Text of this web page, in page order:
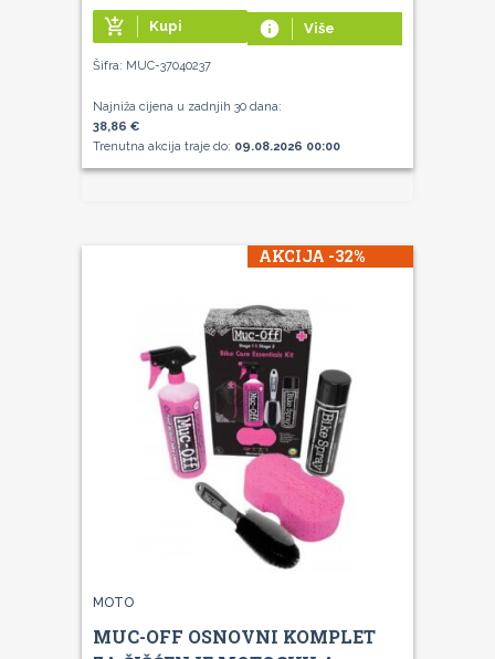
add_shopping_cart Kupi info Više
Šifra: MUC-37040237
Najniža cijena u zadnjih 30 dana:
38,86 €
Trenutna akcija traje do: 09.08.2026 00:00
AKCIJA -32%
MOTO
MUC-OFF OSNOVNI KOMPLET